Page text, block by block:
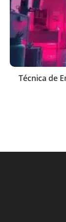
Técnica de